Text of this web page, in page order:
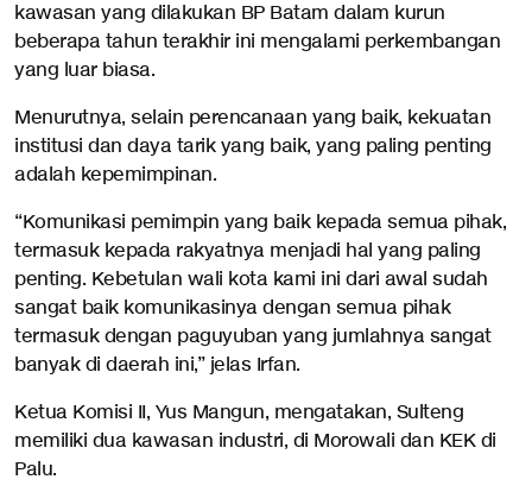
kawasan yang dilakukan BP Batam dalam kurun
beberapa tahun terakhir ini mengalami perkembangan
yang luar biasa.
Menurutnya, selain perencanaan yang baik, kekuatan
institusi dan daya tarik yang baik, yang paling penting
adalah kepemimpinan.
“Komunikasi pemimpin yang baik kepada semua pihak,
termasuk kepada rakyatnya menjadi hal yang paling
penting. Kebetulan wali kota kami ini dari awal sudah
sangat baik komunikasinya dengan semua pihak
termasuk dengan paguyuban yang jumlahnya sangat
banyak di daerah ini,” jelas Irfan.
Ketua Komisi II, Yus Mangun, mengatakan, Sulteng
memiliki dua kawasan industri, di Morowali dan KEK di
Palu.